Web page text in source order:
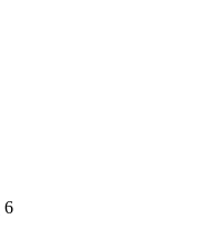
6